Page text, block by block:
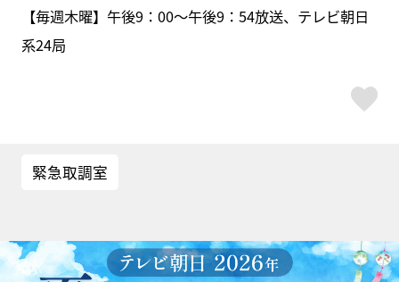
【毎週木曜】午後9：00～午後9：54放送、テレビ朝日
系24局
緊急取調室